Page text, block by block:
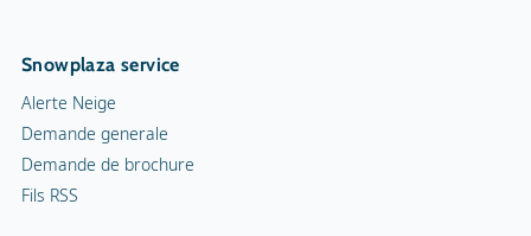
Snowplaza service
Alerte Neige
Demande generale
Demande de brochure
Fils RSS